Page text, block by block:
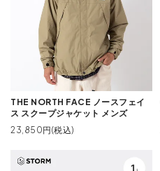
THE NORTH FACE ノースフェイ
ス スクープジャケット メンズ
23,850円(税込)